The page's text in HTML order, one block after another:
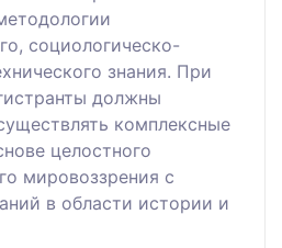
социологическо-
знания. При
должны
комплексные
целостного
мировоззрения с
в области истории и